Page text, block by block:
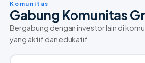
Komunitas
Gabung Komunitas
Bergabung dengan investor lain di
yang aktif dan edukatif.